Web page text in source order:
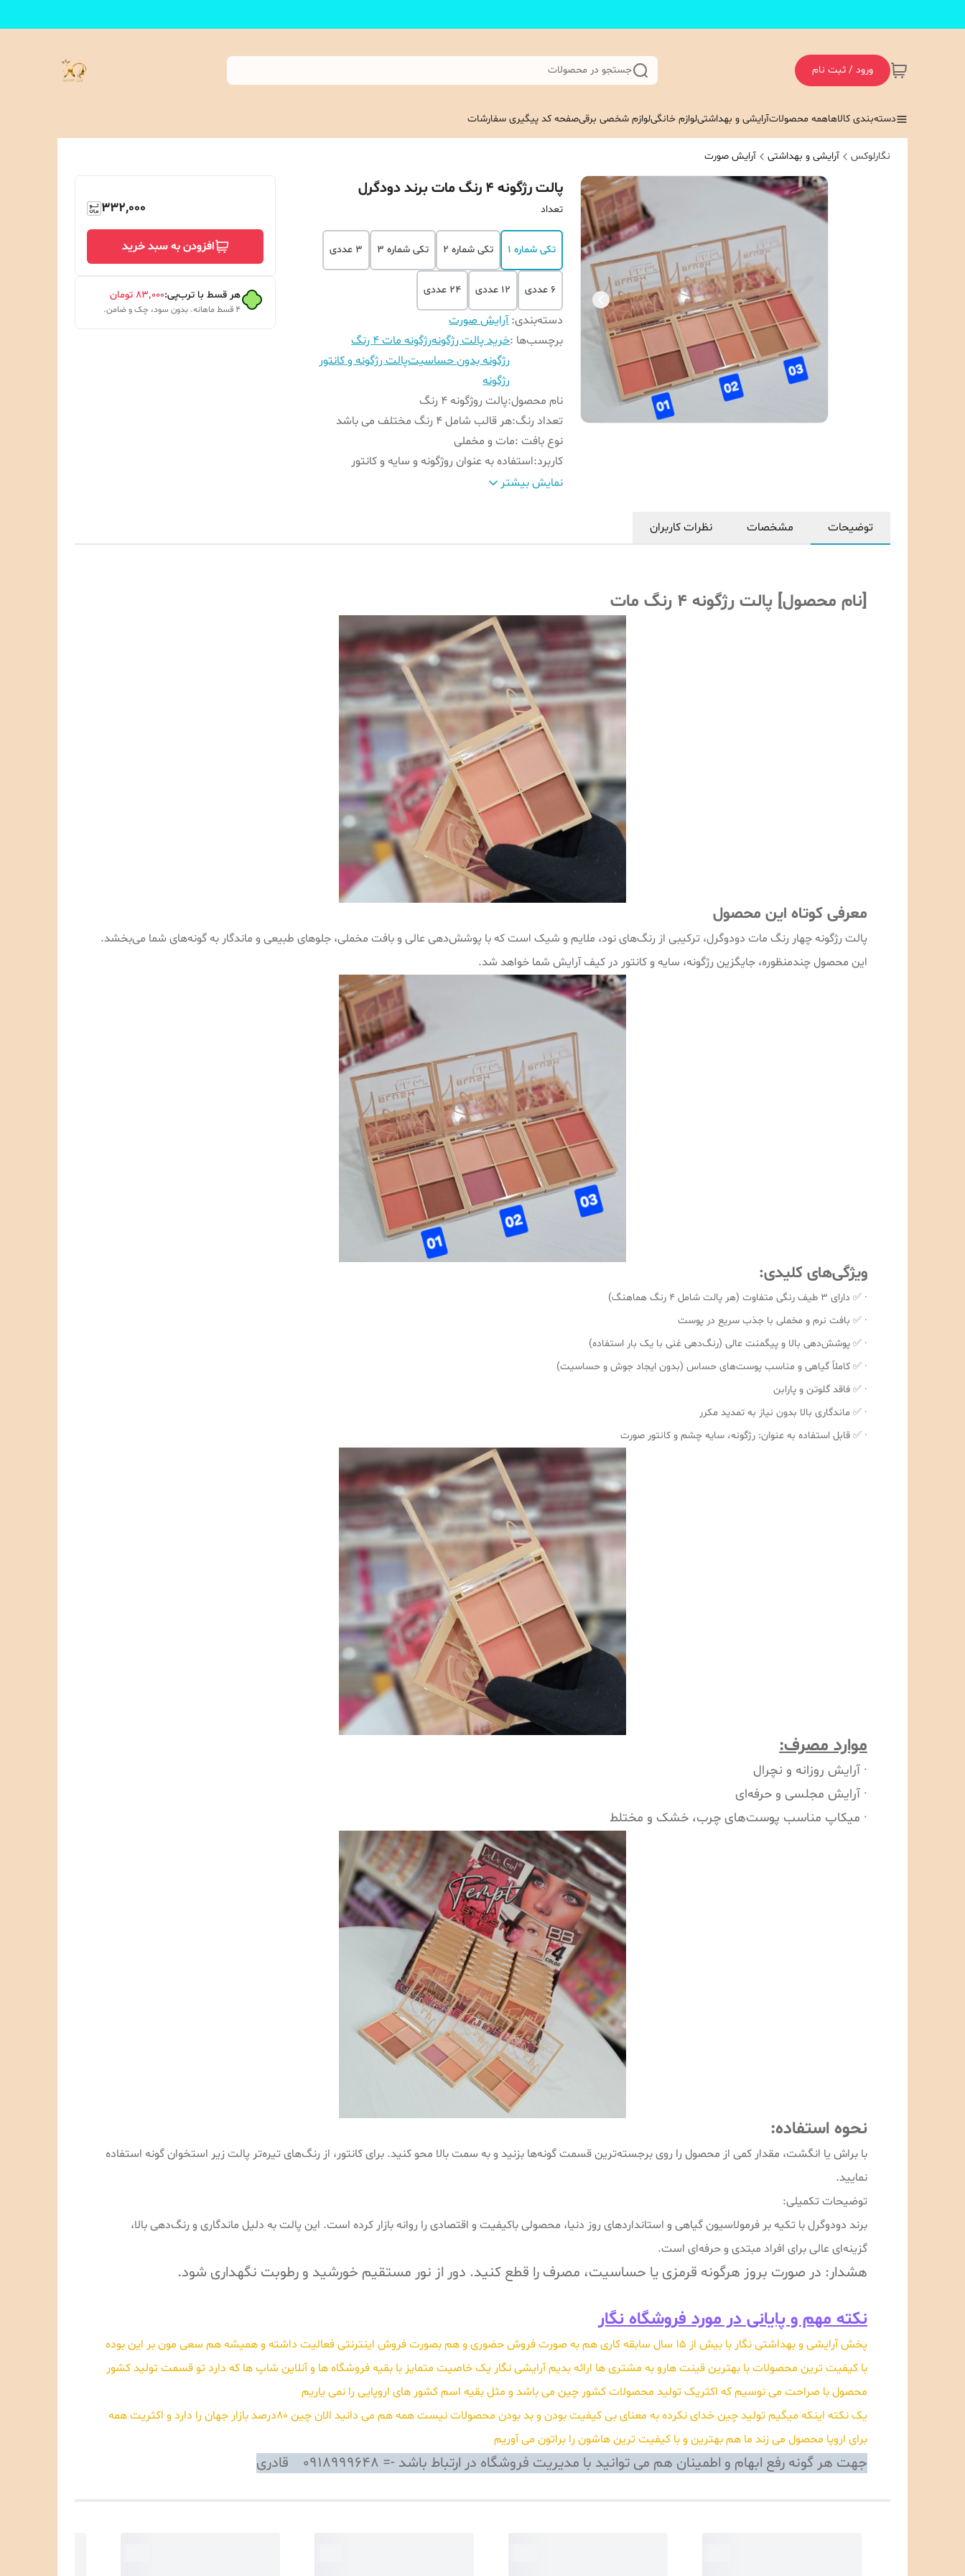
ورود / ثبت نام جستجو در محصولات
دسته‌بندی کالاهاهمه محصولاتآرایشی و بهداشتیلوازم خانگیلوازم شخصی برقیصفحه کد پیگیری سفارشات
نگارلوکس آرایشی و بهداشتی آرایش صورت
پالت رژگونه 4 رنگ مات برند دودگرل
تعداد
تکی شماره 1 تکی شماره 2 تکی شماره 3 3 عددی
6 عددی 12 عددی 24 عددی
دسته‌بندی:آرایش صورت
برچسب‌ها :خرید پالت رژگونهرژگونه مات 4 رنگ
رژگونه بدون حساسیتپالت رژگونه و کانتور
رژگونه
نام محصول:پالت روژگونه 4 رنگ
تعداد رنگ:هر قالب شامل 4 رنگ مختلف می باشد
نوع بافت :مات و مخملی
کاربرد:استفاده به عنوان روژگونه و سایه و کانتور
مناسب برای:انواع پوست
وزن:هر قالب 12 گرم می باشد
نمایش بیشتر
332,000
افزودن به سبد خرید
هر قسط با ترب‌پی:۸۳٬۰۰۰ تومان
۴ قسط ماهانه. بدون سود، چک و ضامن.
توضیحات مشخصات نظرات کاربران
[نام محصول] پالت رژگونه 4 رنگ مات
معرفی کوتاه این محصول
پالت رژگونه چهار رنگ مات دودوگرل، ترکیبی از رنگ‌های نود، ملایم و شیک است که با پوشش‌دهی عالی و بافت مخملی، جلوهای طبیعی و ماندگار به گونه‌های شما می‌بخشد.
این محصول چندمنظوره، جایگزین رژگونه، سایه و کانتور در کیف آرایش شما خواهد شد.
ویژگی‌های کلیدی:
· ✅ دارای ۳ طیف رنگی متفاوت (هر پالت شامل ۴ رنگ هماهنگ)
· ✅ بافت نرم و مخملی با جذب سریع در پوست
· ✅ پوشش‌دهی بالا و پیگمنت عالی (رنگ‌دهی غنی با یک بار استفاده)
· ✅ کاملاً گیاهی و مناسب پوست‌های حساس (بدون ایجاد جوش و حساسیت)
· ✅ فاقد گلوتن و پارابن
· ✅ ماندگاری بالا بدون نیاز به تمدید مکرر
· ✅ قابل استفاده به عنوان: رژگونه، سایه چشم و کانتور صورت
موارد مصرف:
· آرایش روزانه و نچرال
· آرایش مجلسی و حرفه‌ای
· میکاپ مناسب پوست‌های چرب، خشک و مختلط
نحوه استفاده:
با براش یا انگشت، مقدار کمی از محصول را روی برجسته‌ترین قسمت گونه‌ها بزنید و به سمت بالا محو کنید. برای کانتور، از رنگ‌های تیره‌تر پالت زیر استخوان گونه استفاده
نمایید.
توضیحات تکمیلی:
برند دودوگرل با تکیه بر فرمولاسیون گیاهی و استانداردهای روز دنیا، محصولی باکیفیت و اقتصادی را روانه بازار کرده است. این پالت به دلیل ماندگاری و رنگ‌دهی بالا،
گزینه‌ای عالی برای افراد مبتدی و حرفه‌ای است.
هشدار: در صورت بروز هرگونه قرمزی یا حساسیت، مصرف را قطع کنید. دور از نور مستقیم خورشید و رطوبت نگهداری شود.
نکته مهم و پایانی در مورد فروشگاه نگار
پخش آرایشی و بهداشتی نگار با بیش از 15 سال سابقه کاری هم به صورت فروش حضوری و هم بصورت فروش اینترنتی فعالیت داشته و همیشه هم سعی مون بر این بوده
با کیفیت ترین محصولات با بهترین قینت هارو به مشتری ها ارائه بدیم آرایشی نگار یک خاصیت متمایز با بقیه فروشگاه ها و آنلاین شاپ ها که دارد تو قسمت تولید کشور
محصول با صراحت می نوسیم که اکثریک تولید محصولات کشور چین می باشد و مثل بقیه اسم کشور های اروپایی را نمی یاریم
یک نکته اینکه میگیم تولید چین خدای نکرده به معنای بی کیفیت بودن و بد بودن محصولات نیست همه هم می دانید الان چین 80درصد بازار جهان را دارد و اکثریت همه
برای اروپا محصول می زند ما هم بهترین و با کیفیت ترین هاشون را براتون می آوریم
جهت هر گونه رفع ابهام و اطمینان هم می توانید با مدیریت فروشگاه در ارتباط باشد -= 0918999648 قادری